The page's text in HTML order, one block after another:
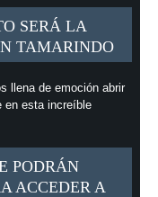
SERÁ LA
TAMARINDO
llena de emoción abrir
en esta increíble
PODRÁN
ACCEDER A